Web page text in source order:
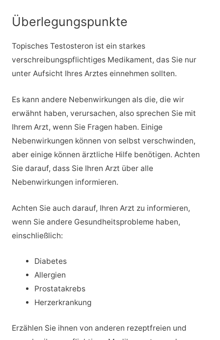
Überlegungspunkte
Topisches Testosteron ist ein starkes
verschreibungspflichtiges Medikament, das Sie nur
unter Aufsicht Ihres Arztes einnehmen sollten.
Es kann andere Nebenwirkungen als die, die wir
erwähnt haben, verursachen, also sprechen Sie mit
Ihrem Arzt, wenn Sie Fragen haben. Einige
Nebenwirkungen können von selbst verschwinden,
aber einige können ärztliche Hilfe benötigen. Achten
Sie darauf, dass Sie Ihren Arzt über alle
Nebenwirkungen informieren.
Achten Sie auch darauf, Ihren Arzt zu informieren,
wenn Sie andere Gesundheitsprobleme haben,
einschließlich:
Diabetes
Allergien
Prostatakrebs
Herzerkrankung
Erzählen Sie ihnen von anderen rezeptfreien und